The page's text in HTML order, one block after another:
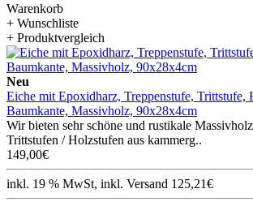
Warenkorb
+ Wunschliste
+ Produktvergleich
Neu
Eiche mit Epoxidharz, Treppenstufe, Trittstufe,
Baumkante, Massivholz, 90x28x4cm
Wir bieten sehr schöne und rustikale
Trittstufen / Holzstufen aus kammerg..
149,00€
inkl. 19 % MwSt, inkl. Versand 125,21€